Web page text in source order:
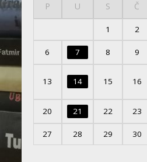
P U S Č
1 2
6 7 8 9
13 14 15 16
20 21 22 23
27 28 29 30